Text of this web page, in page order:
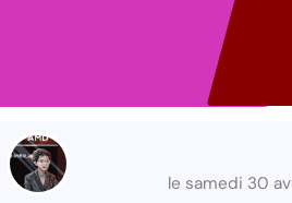
le samedi 30